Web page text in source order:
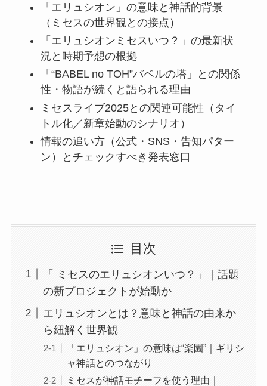
「エリュシオン」の意味と神話的背景
（ミセスの世界観との接点）
「エリュシオンミセスいつ？」の最新状
況と時期予想の根拠
「“BABEL no TOH”バベルの塔」との関係
性・物語が続くと語られる理由
ミセスライブ2025との関連可能性（タイ
トル化／新章始動のシナリオ）
情報の追い方（公式・SNS・告知パター
ン）とチェックすべき発表窓口
目次
「 ミセスのエリュシオンいつ？」｜話題
の新プロジェクトが始動か
エリュシオンとは？意味と神話の由来か
ら紐解く世界観
「エリュシオン」の意味は“楽園”｜ギリシ
ャ神話とのつながり
ミセスが神話モチーフを使う理由｜